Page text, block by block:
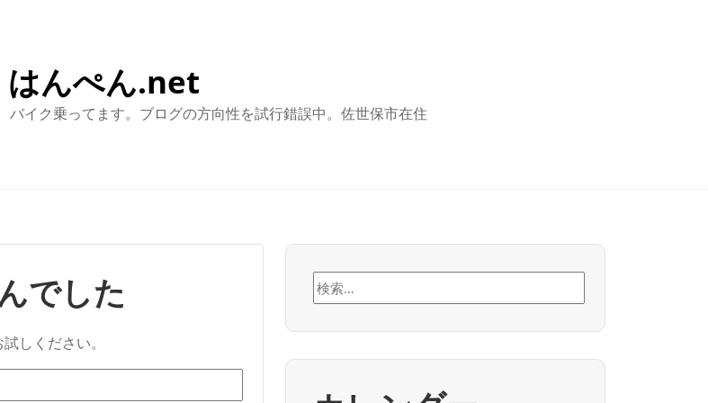
はんぺん.net
バイク乗ってます。ブログの方向性を試行錯誤中。佐世保市在住
でした
しください。
検
索: